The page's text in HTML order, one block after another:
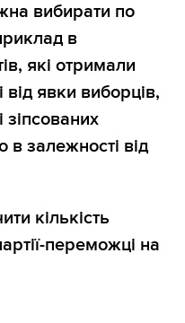
вибирати по
в
які отримали
явки виборців,
зіпсованих
в залежності від
кількість
переможці на